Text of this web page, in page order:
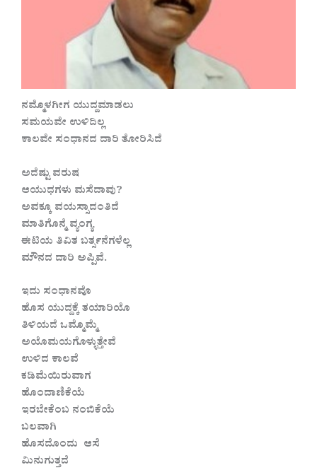
ನಮ್ಮೊಳಗೀಗ ಯುದ್ದ‌ಮಾಡಲು
ಸಮಯವೇ ಉಳಿದಿಲ್ಲ
ಕಾಲವೇ ಸಂಧಾನದ ದಾರಿ ತೋರಿಸಿದೆ
ಅದೆಷ್ಟು ವರುಷ
ಆಯುಧಗಳು‌ ಮಸೆದಾವು?
ಅವಕ್ಕೂ‌ ವಯಸ್ಸಾದಂತಿದೆ
ಮಾತಿಗೊನ್ಮೆ ವ್ಯಂಗ್ಯ
ಈಟಿಯ ತಿವಿತ ಬರ್ತ್ಸನೆಗಳೆಲ್ಲ
ಮೌನದ ದಾರಿ ಅಪ್ಪಿವೆ.
ಇದು ಸಂಧಾನವೊ
ಹೊಸ ಯುದ್ದಕ್ಕೆ ತಯಾರಿಯೊ‌
ತಿಳಿಯದೆ‌ ಒಮ್ಮೊಮ್ಮೆ
ಅಯೊಮಯಗೊಳ್ಳುತ್ತೇವೆ
ಉಳಿದ‌ ಕಾಲವೆ
ಕಡಿಮೆಯಿರುವಾಗ
ಹೊಂದಾಣಿಕೆಯೆ
ಇರಬೇಕೆಂಬ ನಂಬಿಕೆಯೆ
ಬಲವಾಗಿ
ಹೊಸದೊಂದು ಆಸೆ
ಮಿನುಗುತ್ತದೆ